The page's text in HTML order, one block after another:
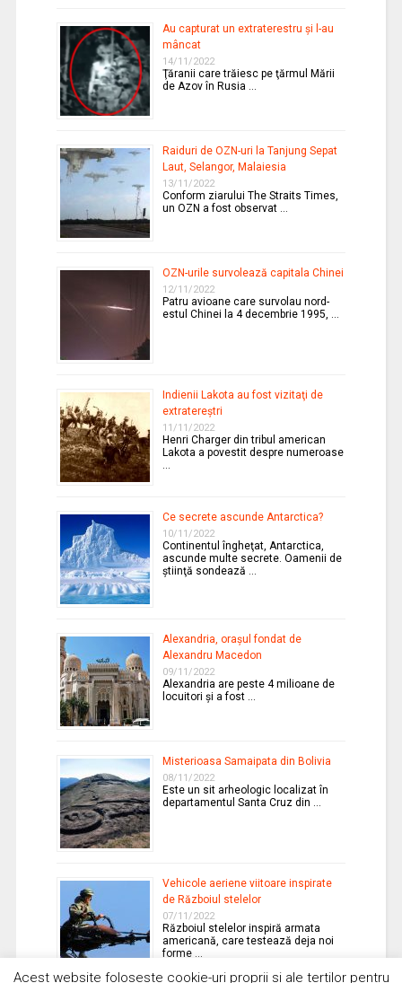
Au capturat un extraterestru şi l-au
mâncat
14/11/2022
Ţăranii care trăiesc pe ţărmul Mării
de Azov în Rusia …
Raiduri de OZN-uri la Tanjung Sepat
Laut, Selangor, Malaiesia
13/11/2022
Conform ziarului The Straits Times,
un OZN a fost observat …
OZN-urile survolează capitala Chinei
12/11/2022
Patru avioane care survolau nord-
estul Chinei la 4 decembrie 1995, …
Indienii Lakota au fost vizitaţi de
extratereştri
11/11/2022
Henri Charger din tribul american
Lakota a povestit despre numeroase
…
Ce secrete ascunde Antarctica?
10/11/2022
Continentul îngheţat, Antarctica,
ascunde multe secrete. Oamenii de
ştiinţă sondează …
Alexandria, oraşul fondat de
Alexandru Macedon
09/11/2022
Alexandria are peste 4 milioane de
locuitori şi a fost …
Misterioasa Samaipata din Bolivia
08/11/2022
Este un sit arheologic localizat în
departamentul Santa Cruz din …
Vehicole aeriene viitoare inspirate
de Războiul stelelor
07/11/2022
Războiul stelelor inspiră armata
americană, care testează deja noi
forme …
Acest website foloseste cookie-uri proprii si ale tertilor pentru